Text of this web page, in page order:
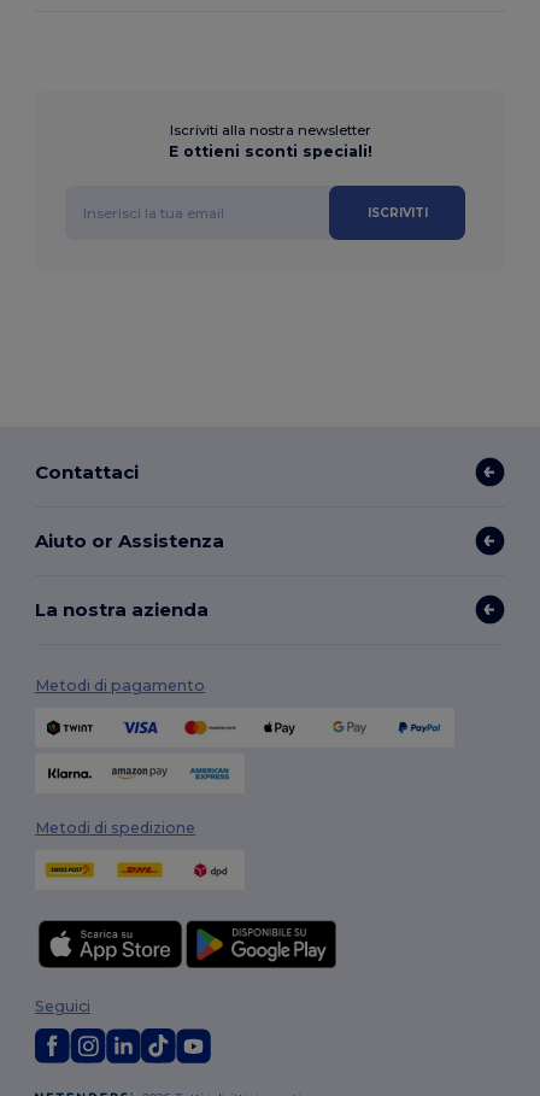
Iscriviti alla nostra newsletter
E ottieni sconti speciali!
ISCRIVITI
Contattaci
Aiuto or Assistenza
La nostra azienda
Metodi di pagamento
Metodi di spedizione
Seguici